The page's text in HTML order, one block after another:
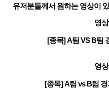
유저분들께서 원하는 영상이
영
[종목] A팀 VS B팀
영
[종목] A팀 vs B팀